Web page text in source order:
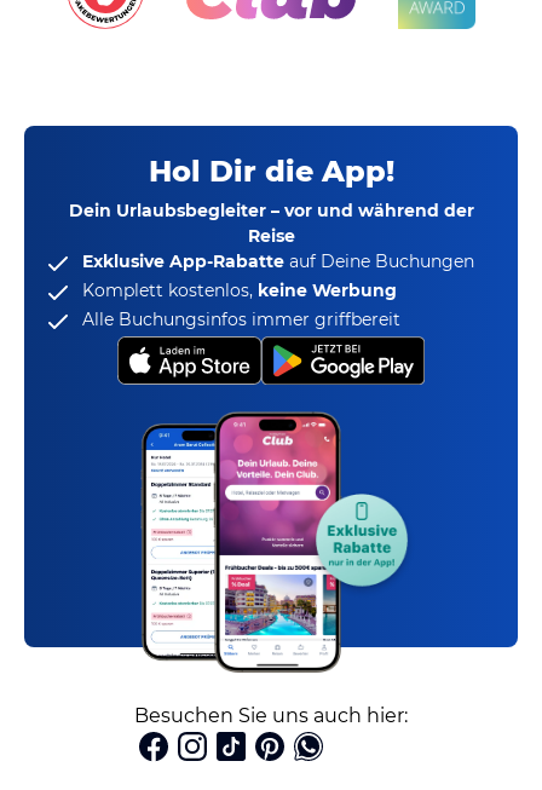
Hol Dir die App!
Dein Urlaubsbegleiter – vor und während der
Reise
Exklusive App-Rabatte auf Deine Buchungen
Komplett kostenlos, keine Werbung
Alle Buchungsinfos immer griffbereit
Besuchen Sie uns auch hier: